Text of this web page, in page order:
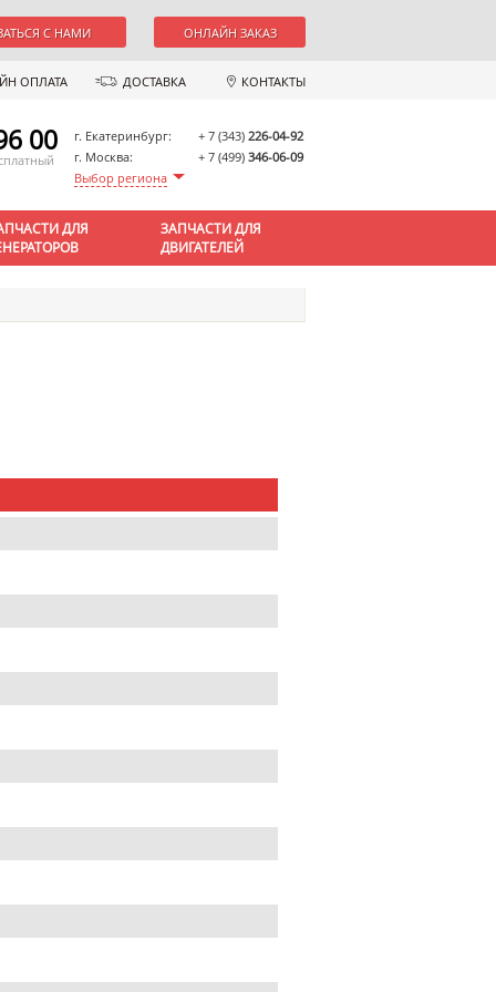
С НАМИ ОНЛАЙН ЗАКАЗ
ОПЛАТА ДОСТАВКА КОНТАКТЫ
г. Екатеринбург: + 7 (343) 226-04-92
г. Москва:
+ 7 (499) 346-06-09
Выбор региона
00
ДЛЯ
ЗАПЧАСТИ ДЛЯ
ДВИГАТЕЛЕЙ